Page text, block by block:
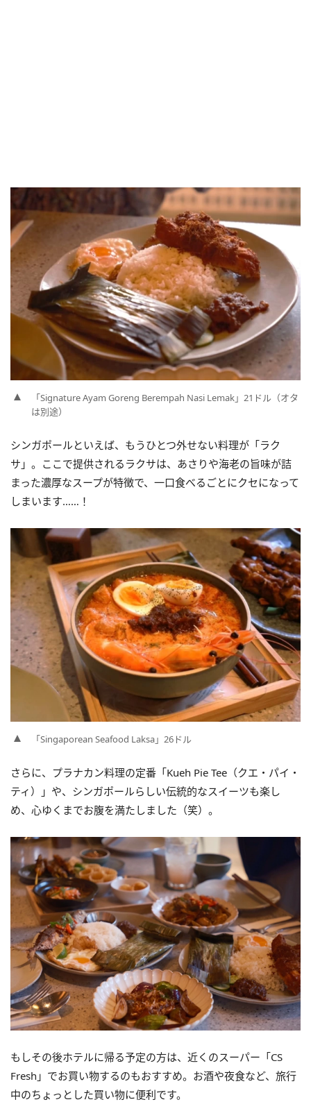
「Signature Ayam Goreng Berempah Nasi Lemak」21ドル（オタ
は別途）
シンガポールといえば、もうひとつ外せない料理が「ラク
サ」。ここで提供されるラクサは、あさりや海老の旨味が詰
まった濃厚なスープが特徴で、一口食べるごとにクセになって
しまいます……！
「Singaporean Seafood Laksa」26ドル
さらに、プラナカン料理の定番「Kueh Pie Tee（クエ・パイ・
ティ）」や、シンガポールらしい伝統的なスイーツも楽し
め、心ゆくまでお腹を満たしました（笑）。
もしその後ホテルに帰る予定の方は、近くのスーパー「CS
Fresh」でお買い物するのもおすすめ。お酒や夜食など、旅行
中のちょっとした買い物に便利です。